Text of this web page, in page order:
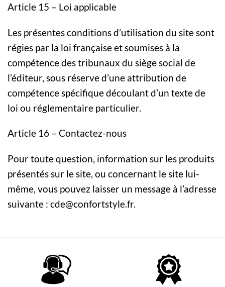
Article 15 – Loi applicable
Les présentes conditions d’utilisation du site sont
régies par la loi française et soumises à la
compétence des tribunaux du siège social de
l’éditeur, sous réserve d’une attribution de
compétence spécifique découlant d’un texte de
loi ou réglementaire particulier.
Article 16 – Contactez-nous
Pour toute question, information sur les produits
présentés sur le site, ou concernant le site lui-
même, vous pouvez laisser un message à l’adresse
suivante : cde@confortstyle.fr.